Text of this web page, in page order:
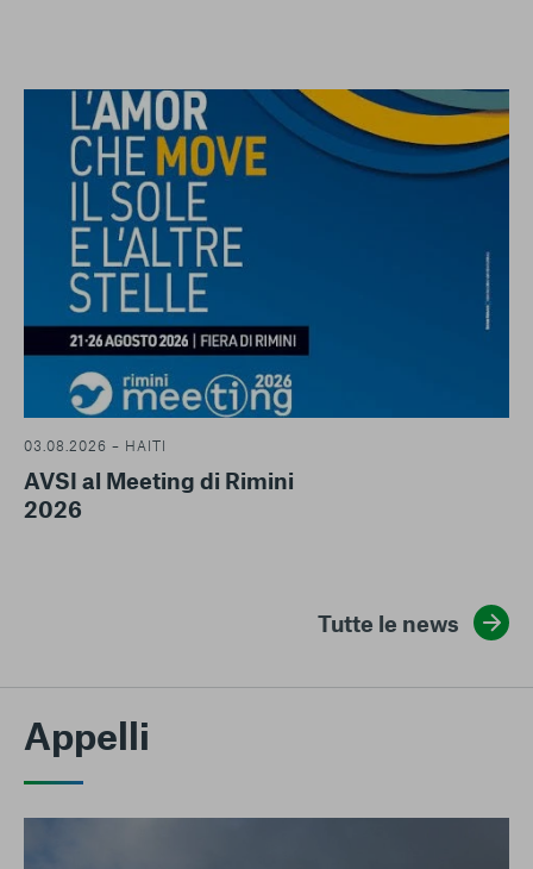
03.08.2026 – HAITI
AVSI al Meeting di Rimini
2026
Tutte le news
Appelli